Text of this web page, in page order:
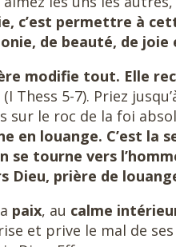
c’est permettre à
de beauté, de
modifie tout. Elle
Thess 5-7). Priez
sur le roc de la foi
en louange. C’est la
se tourne vers
Dieu, prière de
paix, au calme
et prive le mal de